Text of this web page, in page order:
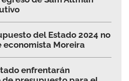
del Estado 2024 no
economista Moreira
enfrentarán